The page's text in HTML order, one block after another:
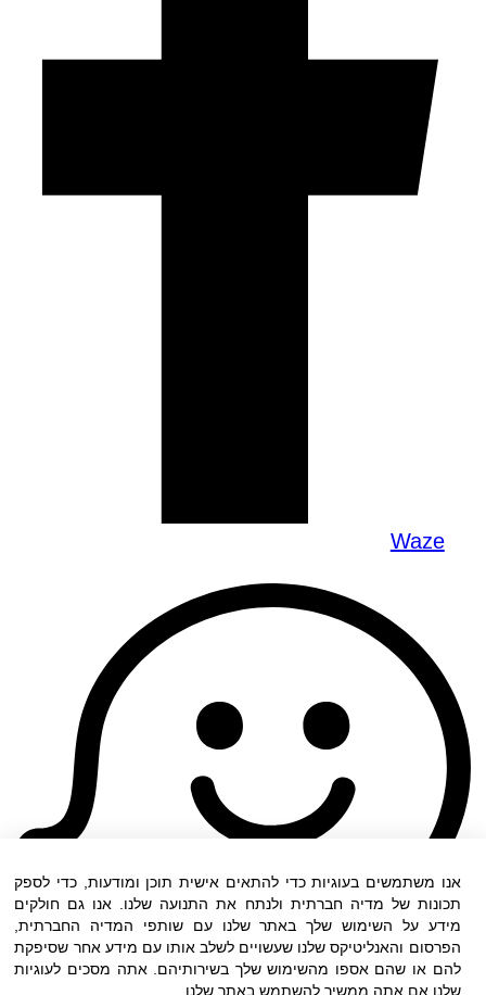
Waze
אנו משתמשים בעוגיות כדי להתאים אישית תוכן ומודעות, כדי לספק
תכונות של מדיה חברתית ולנתח את התנועה שלנו. אנו גם חולקים
מידע על השימוש שלך באתר שלנו עם שותפי המדיה החברתית,
הפרסום והאנליטיקס שלנו שעשויים לשלב אותו עם מידע אחר שסיפקת
להם או שהם אספו מהשימוש שלך בשירותיהם. אתה מסכים לעוגיות
שלנו אם אתה ממשיך להשתמש באתר שלנו.